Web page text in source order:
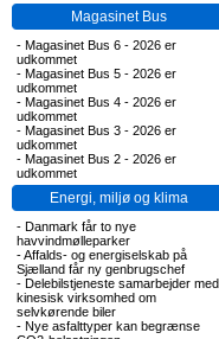
Magasinet Bus
- Magasinet Bus 6 - 2026 er
udkommet
- Magasinet Bus 5 - 2026 er
udkommet
- Magasinet Bus 4 - 2026 er
udkommet
- Magasinet Bus 3 - 2026 er
udkommet
- Magasinet Bus 2 - 2026 er
udkommet
Energi, miljø og klima
- Danmark får to nye
havvindmølleparker
-Affalds- og energiselskab på
Sjælland får ny genbrugschef
- Delebilstjeneste samarbejder med
kinesisk virksomhed om
selvkørende biler
- Nye asfalttyper kan begrænse